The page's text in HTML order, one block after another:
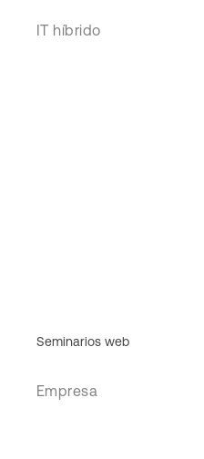
IT híbrido
Seminarios web
Empresa